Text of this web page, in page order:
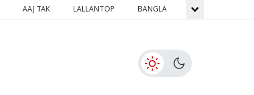
AAJ TAK LALLANTOP BANGLA GNTTV